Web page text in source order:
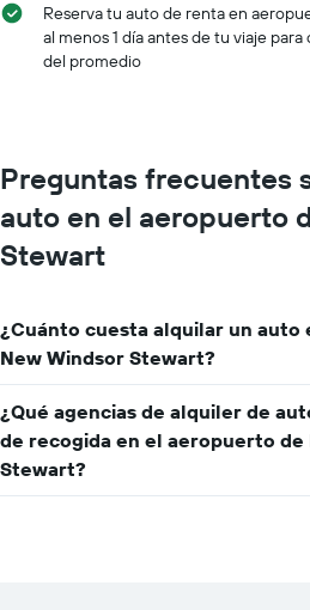
Reserva tu auto de renta en
al menos 1 día antes de tu viaje
del promedio
Preguntas frecuentes
auto en el aeropuerto
Stewart
¿Cuánto cuesta alquilar un auto
New Windsor Stewart?
¿Qué agencias de alquiler de
de recogida en el aeropuerto de
Stewart?